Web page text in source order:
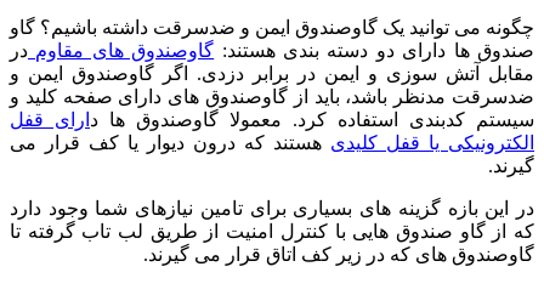
چگونه می توانید یک گاوصندوق ایمن و ضدسرقت داشته باشیم؟ گاو
صندوق ها دارای دو دسته بندی هستند: گاوصندوق های مقاوم در
مقابل آتش سوزی و ایمن در برابر دزدی. اگر گاوصندوق ایمن و
ضدسرقت مدنظر باشد، باید از گاوصندوق های دارای صفحه کلید و
سیستم کدبندی استفاده کرد. معمولا گاوصندوق ها د ارای قفل
الکترونیکی یا قفل کلیدی هستند که درون دیوار یا کف قرار می
گیرند.
در این بازه گزینه های بسیاری برای تامین نیازهای شما وجود دارد
که از گاو صندوق هایی با کنترل امنیت از طریق لب تاب گرفته تا
گاوصندوق های که در زیر کف اتاق قرار می گیرند.